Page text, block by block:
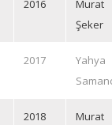
2016
Murat
Şeker
2017
Yahya
2018
Murat